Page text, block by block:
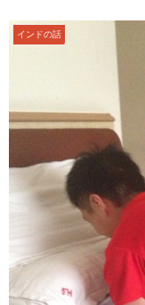
インドの話